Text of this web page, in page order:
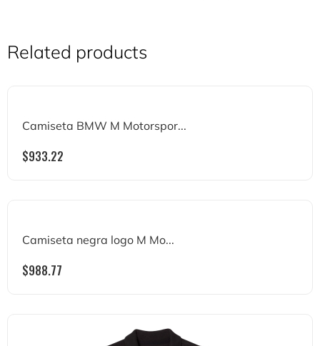
Related products
Camiseta BMW M Motorspor...
$933.22
Camiseta negra logo M Mo...
$988.77